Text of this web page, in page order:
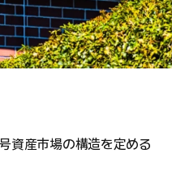
資産市場の構造を定める